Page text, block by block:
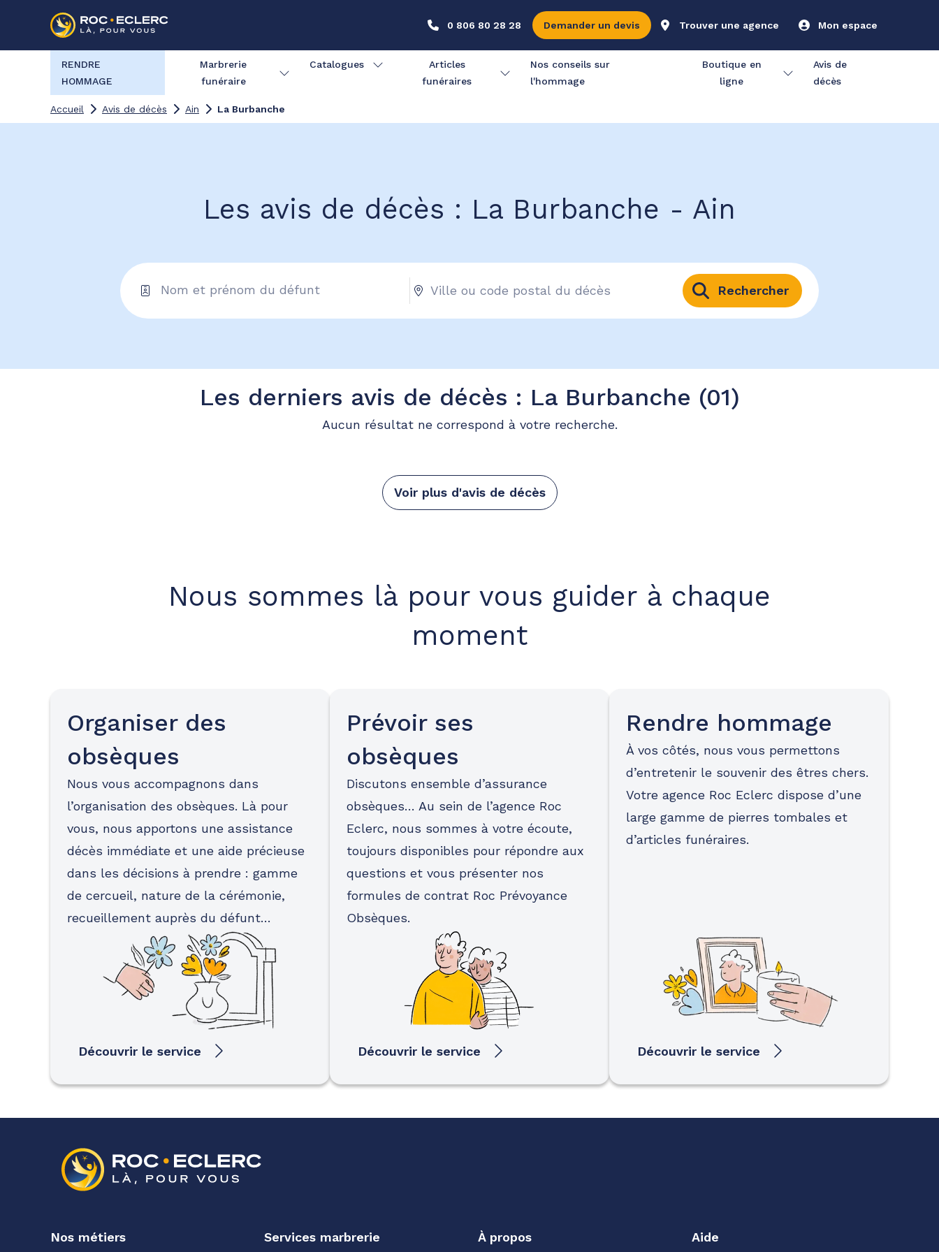
0 806 80 28 28 Demander un devis Trouver une agence Mon espace
RENDRE
HOMMAGE
Marbrerie
funéraire
Catalogues
Articles
funéraires
Nos conseils sur
l'hommage
Boutique en
ligne
Avis de
décès
Accueil Avis de décès Ain La Burbanche
Les avis de décès : La Burbanche - Ain
Rechercher
Les derniers avis de décès : La Burbanche (01)
Aucun résultat ne correspond à votre recherche.
Voir plus d'avis de décès
Nous sommes là pour vous guider à chaque
moment
Organiser des
obsèques
Nous vous accompagnons dans
l’organisation des obsèques. Là pour
vous, nous apportons une assistance
décès immédiate et une aide précieuse
dans les décisions à prendre : gamme
de cercueil, nature de la cérémonie,
recueillement auprès du défunt…
Découvrir le service
Prévoir ses
obsèques
Discutons ensemble d’assurance
obsèques… Au sein de l’agence Roc
Eclerc, nous sommes à votre écoute,
toujours disponibles pour répondre aux
questions et vous présenter nos
formules de contrat Roc Prévoyance
Obsèques.
Découvrir le service
Rendre hommage
À vos côtés, nous vous permettons
d’entretenir le souvenir des êtres chers.
Votre agence Roc Eclerc dispose d’une
large gamme de pierres tombales et
d’articles funéraires.
Découvrir le service
Nos métiers Services marbrerie À propos Aide